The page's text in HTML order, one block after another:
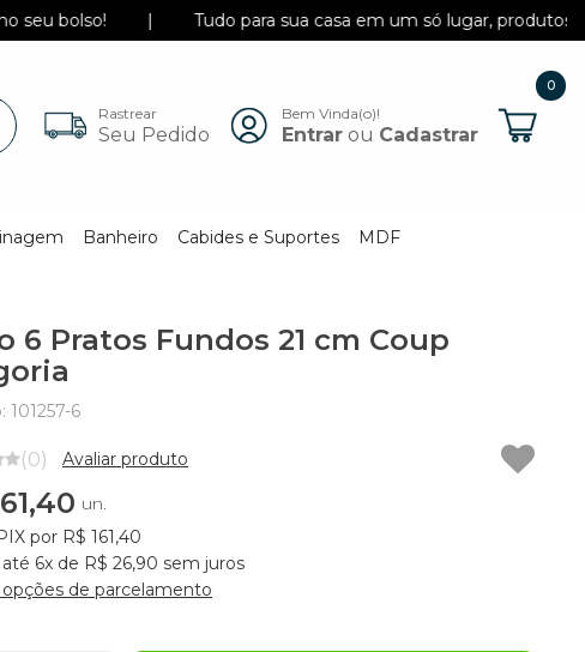
| Tudo para sua casa em um só lugar, produtos incríveis
Rastrear
Seu Pedido
Bem Vinda(o)!
Entrarou Cadastrar
0
Itens
Banheiro Cabides e Suportes MDF
6 Pratos Fundos 21 cm Coup
101257-6
(0) Avaliar produto
un.
por R$ 161,40
6x de R$ 26,90 sem juros
opções de parcelamento